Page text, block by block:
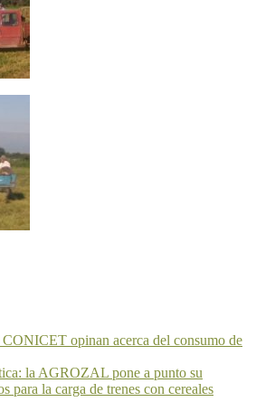
CONICET opinan acerca del consumo de
la AGROZAL pone a punto su
para la carga de trenes con cereales